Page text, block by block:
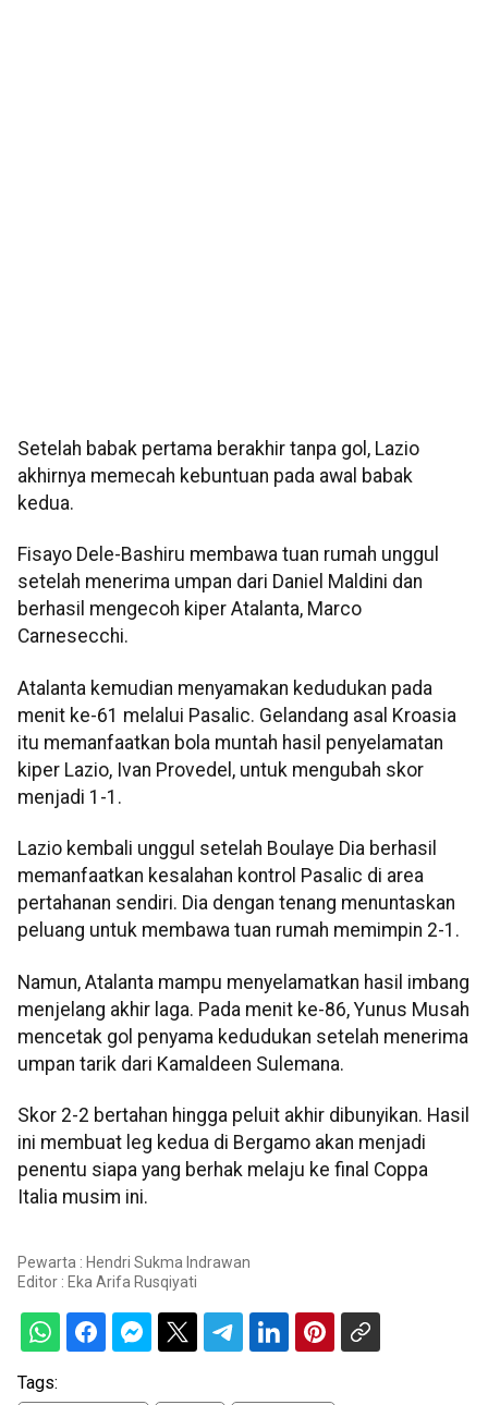
Setelah babak pertama berakhir tanpa gol, Lazio
akhirnya memecah kebuntuan pada awal babak
kedua.
Fisayo Dele-Bashiru membawa tuan rumah unggul
setelah menerima umpan dari Daniel Maldini dan
berhasil mengecoh kiper Atalanta, Marco
Carnesecchi.
Atalanta kemudian menyamakan kedudukan pada
menit ke-61 melalui Pasalic. Gelandang asal Kroasia
itu memanfaatkan bola muntah hasil penyelamatan
kiper Lazio, Ivan Provedel, untuk mengubah skor
menjadi 1-1.
Lazio kembali unggul setelah Boulaye Dia berhasil
memanfaatkan kesalahan kontrol Pasalic di area
pertahanan sendiri. Dia dengan tenang menuntaskan
peluang untuk membawa tuan rumah memimpin 2-1.
Namun, Atalanta mampu menyelamatkan hasil imbang
menjelang akhir laga. Pada menit ke-86, Yunus Musah
mencetak gol penyama kedudukan setelah menerima
umpan tarik dari Kamaldeen Sulemana.
Skor 2-2 bertahan hingga peluit akhir dibunyikan. Hasil
ini membuat leg kedua di Bergamo akan menjadi
penentu siapa yang berhak melaju ke final Coppa
Italia musim ini.
Pewarta : Hendri Sukma Indrawan
Editor : Eka Arifa Rusqiyati
Tags: